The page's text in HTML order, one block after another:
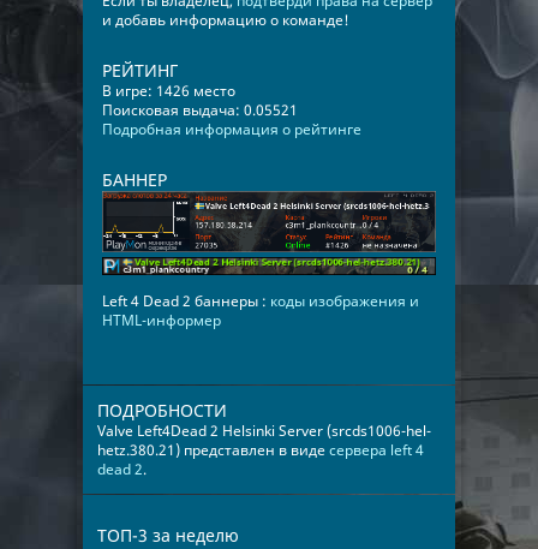
и добавь информацию о команде!
РЕЙТИНГ
В игре: 1426 место
Поисковая выдача: 0.05521
Подробная информация о рейтинге
БАННЕР
Left 4 Dead 2 баннеры : коды изображения и
HTML-информер
ПОДРОБНОСТИ
Valve Left4Dead 2 Helsinki Server (srcds1006-hel-
hetz.380.21) представлен в видесервера left 4
dead 2.
ТОП-3 за неделю